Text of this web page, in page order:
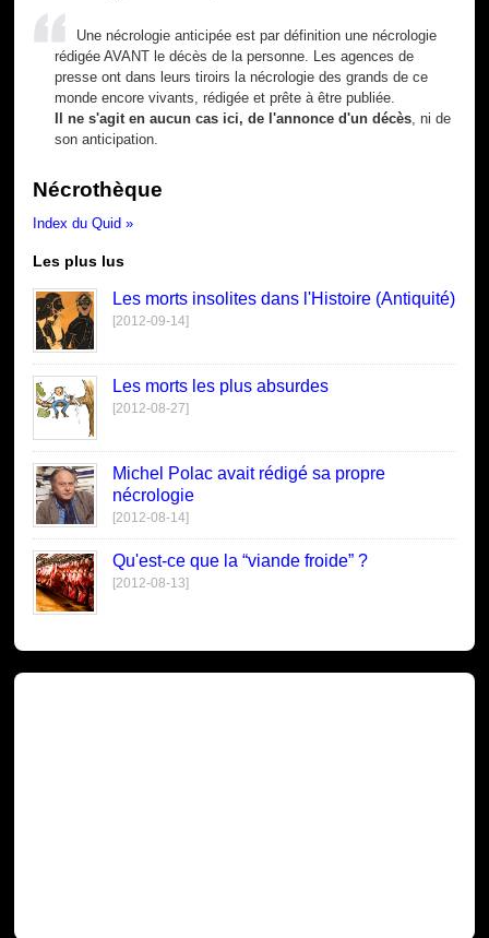
Une nécrologie anticipée est par définition une nécrologie
rédigée AVANT le décès de la personne. Les agences de
presse ont dans leurs tiroirs la nécrologie des grands de ce
monde encore vivants, rédigée et prête à être publiée.
Il ne s'agit en aucun cas ici, de l'annonce d'un décès , ni de
son anticipation.
Nécrothèque
Index du Quid »
Les plus lus
Les morts insolites dans l'Histoire (Antiquité)
[2012-09-14]
Les morts les plus absurdes
[2012-08-27]
Michel Polac avait rédigé sa propre
nécrologie
[2012-08-14]
Qu'est-ce que la “viande froide” ?
[2012-08-13]